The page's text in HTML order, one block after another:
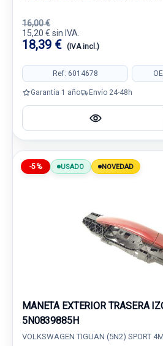
16,00 €
15,20 € sin IVA.
18,39 € (IVA incl.)
Ref: 6014678
Garantía 1 año Envío 24-48h
-5% USADO NOVEDAD
MANETA EXTERIOR TRASERA
5N0839885H
VOLKSWAGEN TIGUAN (5N2) SPORT